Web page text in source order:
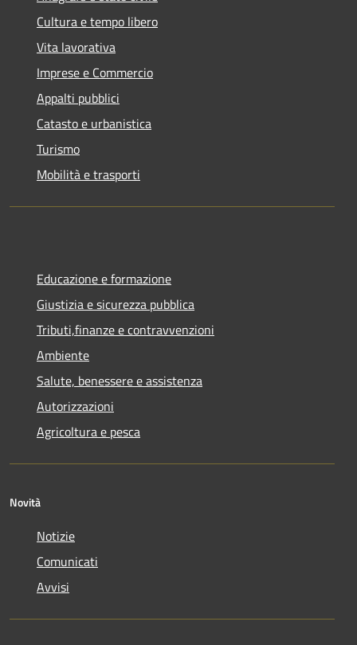
Cultura e tempo libero
Vita lavorativa
Imprese e Commercio
Appalti pubblici
Catasto e urbanistica
Turismo
Mobilità e trasporti
Educazione e formazione
Giustizia e sicurezza pubblica
Tributi,finanze e contravvenzioni
Ambiente
Salute, benessere e assistenza
Autorizzazioni
Agricoltura e pesca
Novità
Notizie
Comunicati
Avvisi